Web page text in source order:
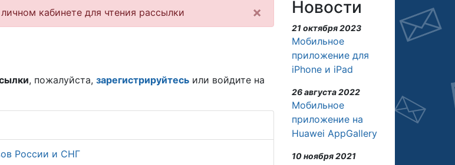
кабинете для чтения рассылки ×
, пожалуйста, зарегистрируйтесь или войдите на
России и СНГ
Новости
21 октября 2023
Мобильное
приложение для
iPhone и iPad
26 августа 2022
Мобильное
приложение на
Huawei AppGallery
10 ноября 2021